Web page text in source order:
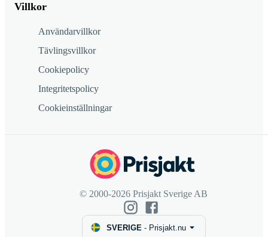
Villkor
Användarvillkor
Tävlingsvillkor
Cookiepolicy
Integritetspolicy
Cookieinställningar
© 2000-2026 Prisjakt Sverige AB
SVERIGE - Prisjakt.nu